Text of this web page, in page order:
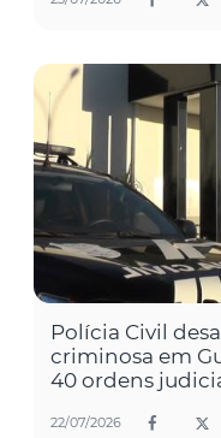
Polícia Civil
criminosa em
40 ordens
22/07/2026